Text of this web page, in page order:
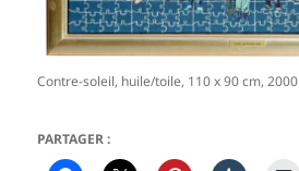
Contre-soleil, huile/toile, 110 x 90 cm, 2000
PARTAGER :